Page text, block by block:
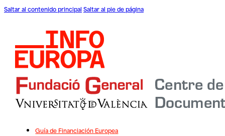
Saltar al contenido principal Saltar al pie de página
Guía de Financiación Europea